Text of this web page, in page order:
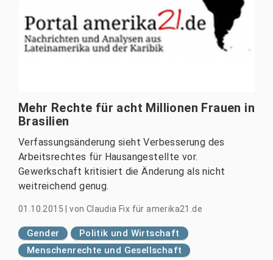
Mehr Rechte für acht Millionen Frauen in
Brasilien
Verfassungsänderung sieht Verbesserung des
Arbeitsrechtes für Hausangestellte vor.
Gewerkschaft kritisiert die Änderung als nicht
weitreichend genug.
01.10.2015 |von Claudia Fix für amerika21.de
Gender
Politik und Wirtschaft
Menschenrechte und Gesellschaft